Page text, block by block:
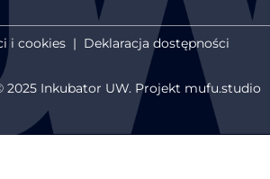
i cookies | Deklaracja dostępności
2025 Inkubator UW. Projekt mufu.studio